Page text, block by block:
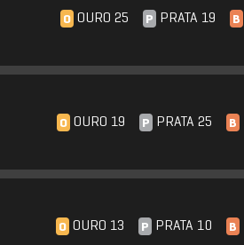
O OURO 25 P PRATA 19 B
O OURO 19 P PRATA 25 B
O OURO 13 P PRATA 10 B